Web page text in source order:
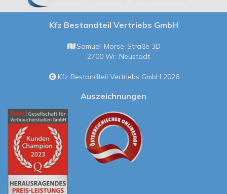
Kfz Bestandteil Vertriebs GmbH
Samuel-Morse-Straße 3D
2700 Wr. Neustadt
Kfz Bestandteil Vertriebs GmbH 2026
Auszeichnungen